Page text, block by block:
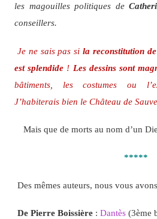
les magouilles politiques de
conseillers.
Je ne sais pas sila reconstitution
est splendide ! Les dessins sont
bâtiments, les costumes ou
J’habiterais bien le Château de
Mais que de morts au nom d’un
*****
Des mêmes auteurs, nous vous
De Pierre Boissière: Dantès(3ème